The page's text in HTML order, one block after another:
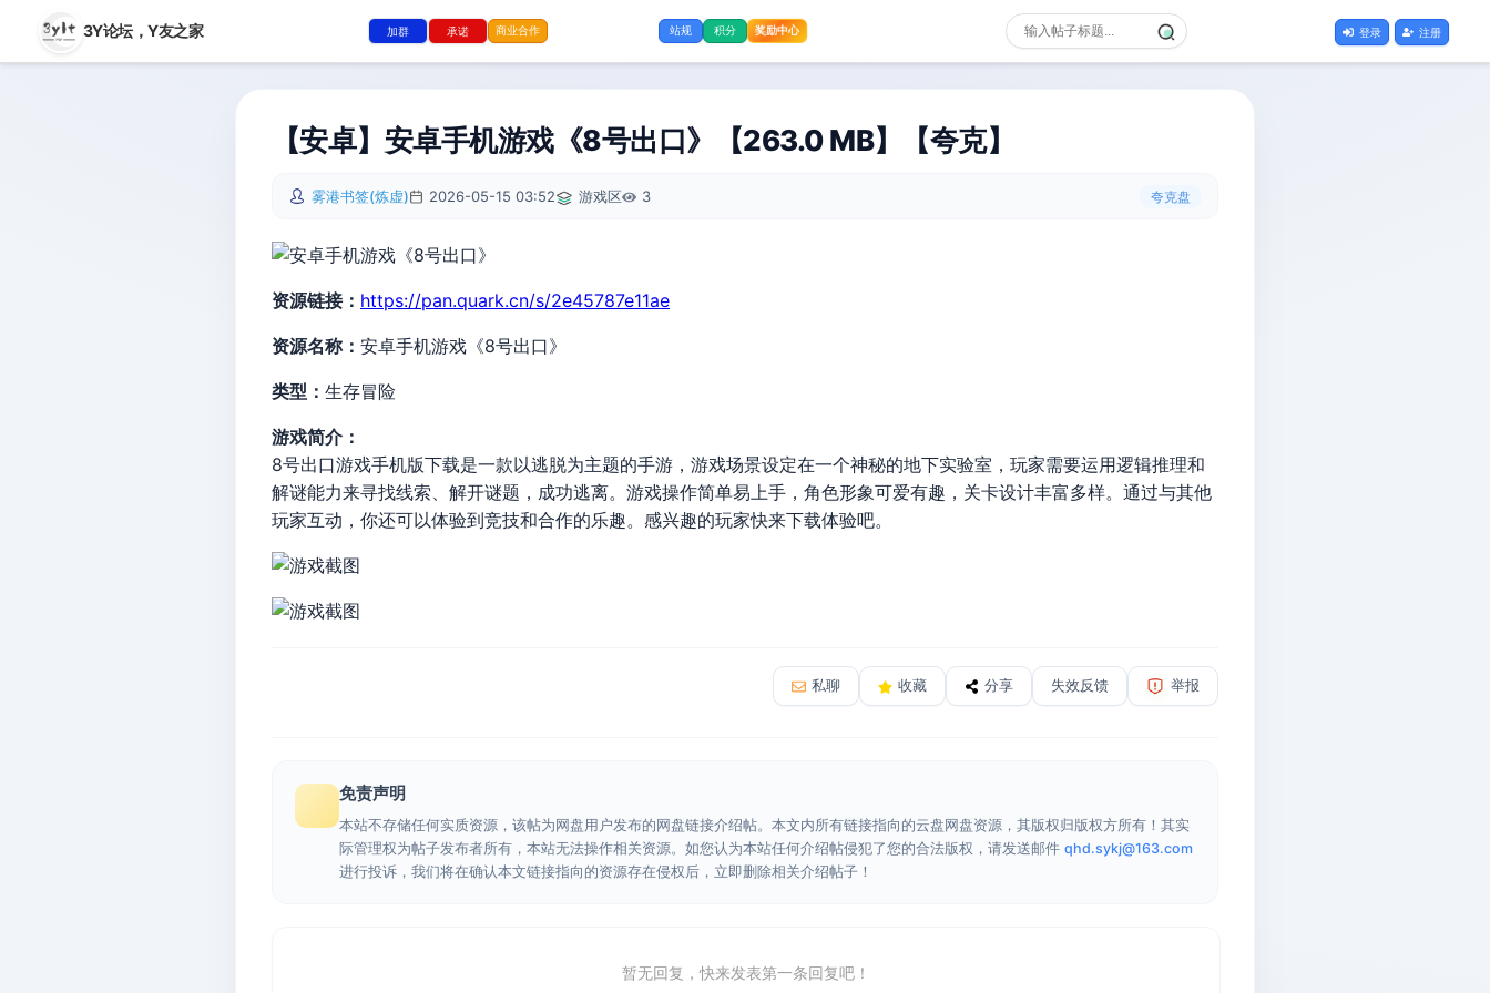
3Y论坛，Y友之家 加群 承诺 商业合作 站规 积分 奖励中心 登录 注册
【安卓】安卓手机游戏《8号出口》【263.0 MB】【夸克】
雾港书签(炼虚) 2026-05-15 03:52 游戏区 3 夸克盘
资源链接： https://pan.quark.cn/s/2e45787e11ae
资源名称： 安卓手机游戏《8号出口》
类型： 生存冒险
游戏简介：
8号出口游戏手机版下载是一款以逃脱为主题的手游，游戏场景设定在一个神秘的地下实验室，玩家需要运用逻辑推理和
解谜能力来寻找线索、解开谜题，成功逃离。游戏操作简单易上手，角色形象可爱有趣，关卡设计丰富多样。通过与其他
玩家互动，你还可以体验到竞技和合作的乐趣。感兴趣的玩家快来下载体验吧。
私聊 收藏 分享 失效反馈 举报
免责声明
本站不存储任何实质资源，该帖为网盘用户发布的网盘链接介绍帖。本文内所有链接指向的云盘网盘资源，其版权归版权方所有！其实
际管理权为帖子发布者所有，本站无法操作相关资源。如您认为本站任何介绍帖侵犯了您的合法版权，请发送邮件 qhd.sykj@163.com
进行投诉，我们将在确认本文链接指向的资源存在侵权后，立即删除相关介绍帖子！
暂无回复，快来发表第一条回复吧！